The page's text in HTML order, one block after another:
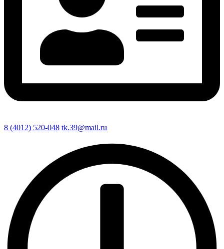
8 (4012) 520-048 tk.39@mail.ru